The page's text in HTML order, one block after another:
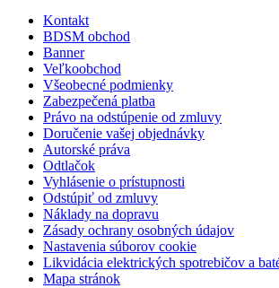
Kontakt
BDSM obchod
Banner
Veľkoobchod
Všeobecné podmienky
Zabezpečená platba
Právo na odstúpenie od zmluvy
Doručenie vašej objednávky
Autorské práva
Odtlačok
Vyhlásenie o prístupnosti
Odstúpiť od zmluvy
Náklady na dopravu
Zásady ochrany osobných údajov
Nastavenia súborov cookie
Likvidácia elektrických spotrebičov a
Mapa stránok